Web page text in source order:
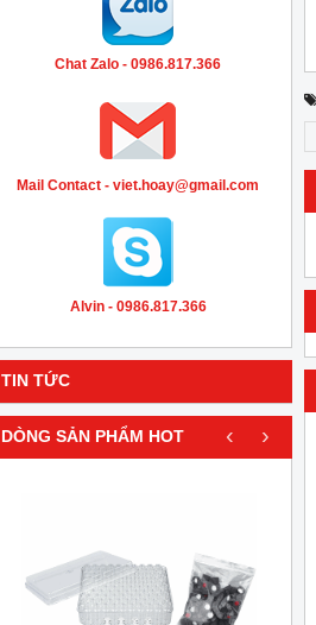
Chat Zalo - 0986.817.366
Mail Contact - viet.hoay@gmail.com
Alvin - 0986.817.366
TIN TỨC
DÒNG SẢN PHẨM HOT ‹ ›